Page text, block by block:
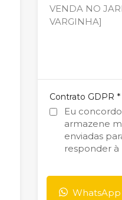
Contrato GDPR *
Eu
armazene
enviadas
responder
WhatsApp